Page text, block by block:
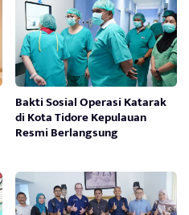
Bakti Sosial Operasi Katarak
di Kota Tidore Kepulauan
Resmi Berlangsung